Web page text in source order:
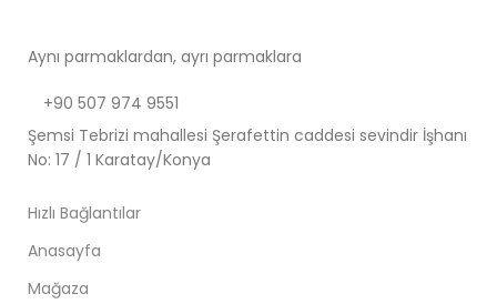
Aynı parmaklardan, ayrı parmaklara
+90 507 974 9551
Şemsi Tebrizi mahallesi Şerafettin caddesi sevindir İşhanı
No: 17 / 1 Karatay/Konya
Hızlı Bağlantılar
Anasayfa
Mağaza